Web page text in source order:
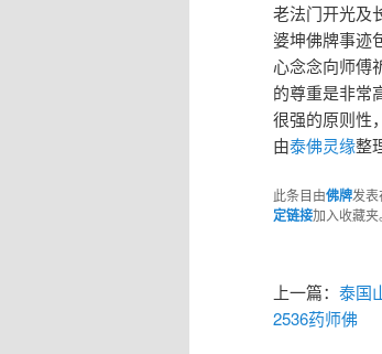
老法门开光及
婆坤佛牌事迹
心念念向师傅
的尊重是非常
很强的原则性
由泰佛灵缘整
此条目由佛牌发表
定链接加入收藏夹。
上一篇： 泰国
2536药师佛